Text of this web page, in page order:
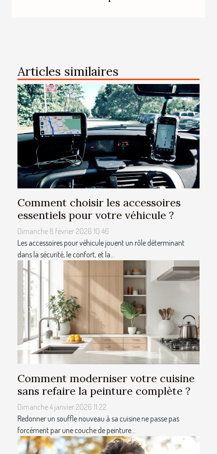
Articles similaires
Comment choisir les accessoires
essentiels pour votre véhicule ?
Dimanche 8 février 2026 10:46
Les accessoires pour véhicule jouent un rôle déterminant
dans la sécurité, le confort, et la...
Comment moderniser votre cuisine
sans refaire la peinture complète ?
Dimanche 4 janvier 2026 11:22
Redonner un souffle nouveau à sa cuisine ne passe pas
forcément par une couche de peinture...